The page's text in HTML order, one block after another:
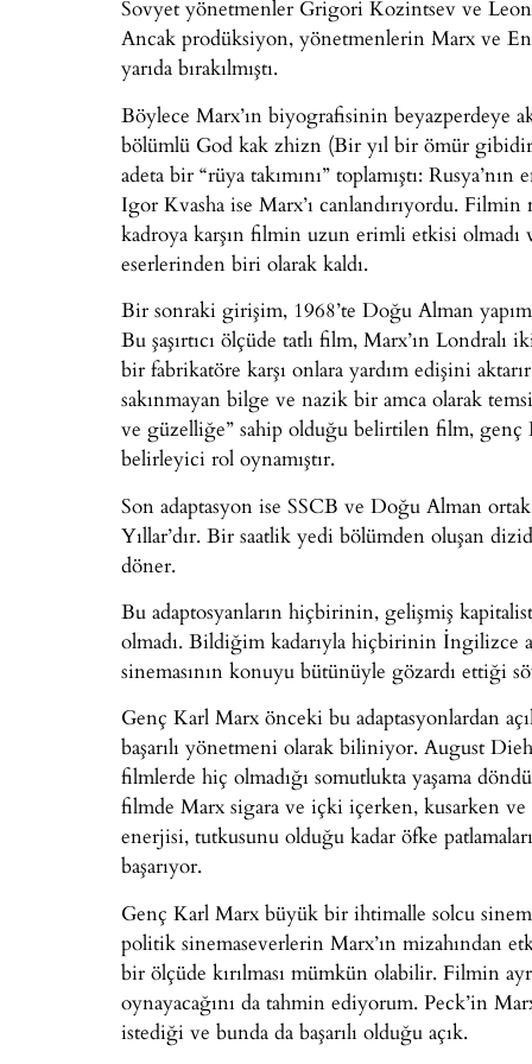
Sovyet yönetmenler Grigori Kozintsev ve
Ancak prodüksiyon, yönetmenlerin Marx ve
yarıda bırakılmıştı.
Böylece Marx’ın biyografisinin beyazperdeye
bölümlü God kak zhizn (Bir yıl bir ömür gibidir)
adeta bir “rüya takımını” toplamıştı:
Igor Kvasha ise Marx’ı canlandırıyordu.
kadroya karşın filmin uzun erimli etkisi
eserlerinden biri olarak kaldı.
Bir sonraki girişim, 1968’te Doğu Alman
Bu şaşırtıcı ölçüde tatlı film, Marx’ın
bir fabrikatöre karşı onlara yardım edişini
sakınmayan bilge ve nazik bir amca olarak
ve güzelliğe” sahip olduğu belirtilen film, genç
belirleyici rol oynamıştır.
Son adaptasyon ise SSCB ve Doğu Alman
Yıllar’dır. Bir saatlik yedi bölümden oluşan
döner.
Bu adaptosyanların hiçbirinin, gelişmiş
olmadı. Bildiğim kadarıyla hiçbirinin İngilizce
sinemasının konuyu bütünüyle gözardı ettiği
Genç Karl Marx önceki bu adaptasyonlardan
başarılı yönetmeni olarak biliniyor. August
filmlerde hiç olmadığı somutlukta yaşama
filmde Marx sigara ve içki içerken, kusarken ve
enerjisi, tutkusunu olduğu kadar öfke
başarıyor.
Genç Karl Marx büyük bir ihtimalle solcu
politik sinemaseverlerin Marx’ın mizahından
bir ölçüde kırılması mümkün olabilir. Filmin
oynayacağını da tahmin ediyorum. Peck’in
istediği ve bunda da başarılı olduğu açık.